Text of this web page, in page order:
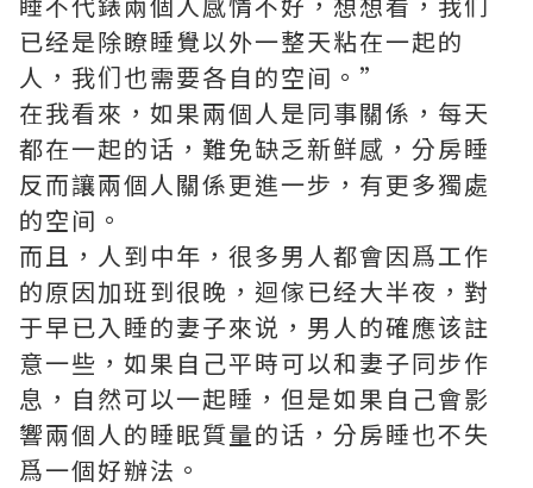
已经是除瞭睡覺以外一整天粘在一起的
人，我们也需要各自的空间。”
在我看來，如果兩個人是同事關係，每天
都在一起的话，難免缺乏新鲜感，分房睡
反而讓兩個人關係更進一步，有更多獨處
的空间。
而且，人到中年，很多男人都會因爲工作
的原因加班到很晚，迴傢已经大半夜，對
于早已入睡的妻子來说，男人的確應该註
意一些，如果自己平時可以和妻子同步作
息，自然可以一起睡，但是如果自己會影
響兩個人的睡眠質量的话，分房睡也不失
爲一個好辦法。